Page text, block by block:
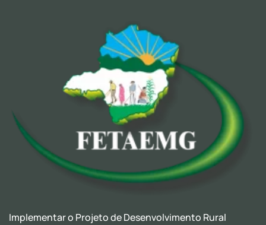
Implementar o Projeto de Desenvolvimento Rural